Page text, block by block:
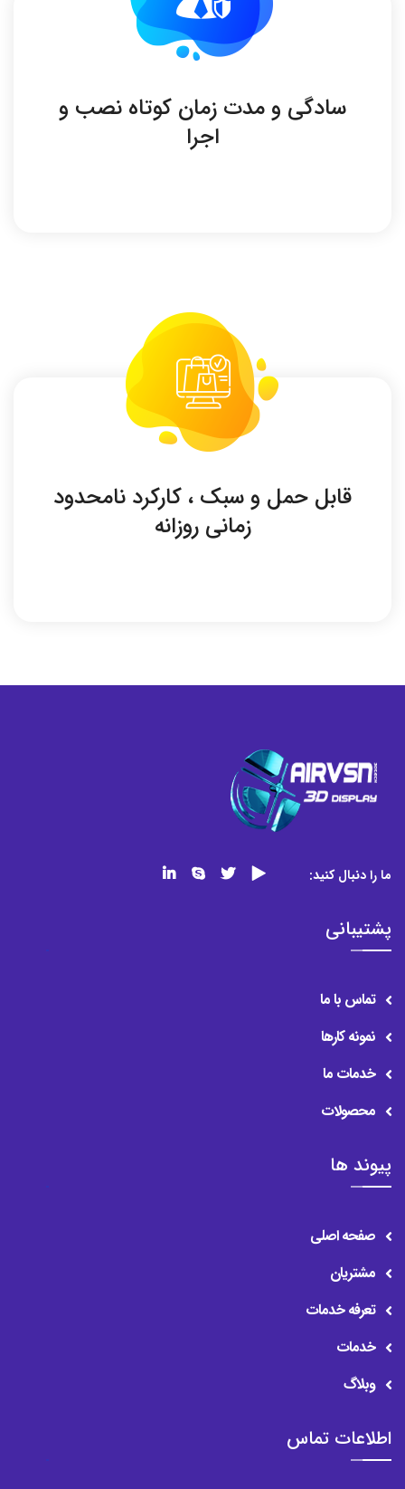
سادگی و مدت زمان کوتاه نصب و
اجرا
قابل حمل و سبک ، کارکرد نامحدود
زمانی روزانه
ما را دنبال کنید:
پشتیبانی
تماس با ما
نمونه کارها
خدمات ما
محصولات
پیوند ها
صفحه اصلی
مشتریان
تعرفه خدمات
خدمات
وبلاگ
اطلاعات تماس